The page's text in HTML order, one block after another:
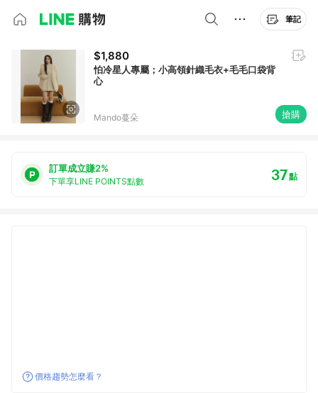
筆記
$1,880
怕冷星人專屬；小高領針織毛衣+毛毛口袋背
心
Mando蔓朵 搶購
訂單成立賺2%
下單享LINE POINTS點數 37點
價格趨勢怎麼看？